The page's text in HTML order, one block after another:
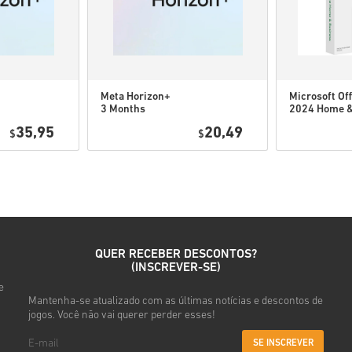
• Introduz o teu e-mail
• Seleciona o método de
• Conclui a tua encomenda
$35,95
Meta Horizon+
3 Months
$20,49
Microsoft
2024 Home
QUER RECEBER DESCONTOS?
(INSCREVER-SE)
Mantenha-se atualizado com as últimas notícias e descontos de
jogos. Você não vai querer perder esses!
SE INSCREVER